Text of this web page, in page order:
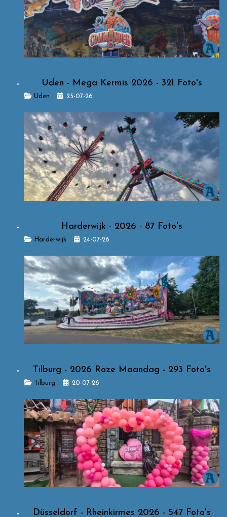
Uden - Mega Kermis 2026 - 321 Foto's
Details
Uden 25-07-26
Harderwijk - 2026 - 87 Foto's
DetailsHarderwijk 24-07-26
Tilburg - 2026 Roze Maandag - 293 Foto's
Details
Tilburg 20-07-26
Düsseldorf - Rheinkirmes 2026 - 547 Foto's